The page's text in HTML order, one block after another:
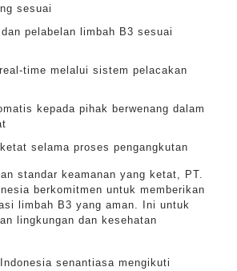
sesuai
dan pelabelan limbah B3 sesuai
time melalui sistem pelacakan
kepada pihak berwenang dalam
selama proses pengangkutan
standar keamanan yang ketat, PT.
berkomitmen untuk memberikan
limbah B3 yang aman. Ini untuk
lingkungan dan kesehatan
senantiasa mengikuti